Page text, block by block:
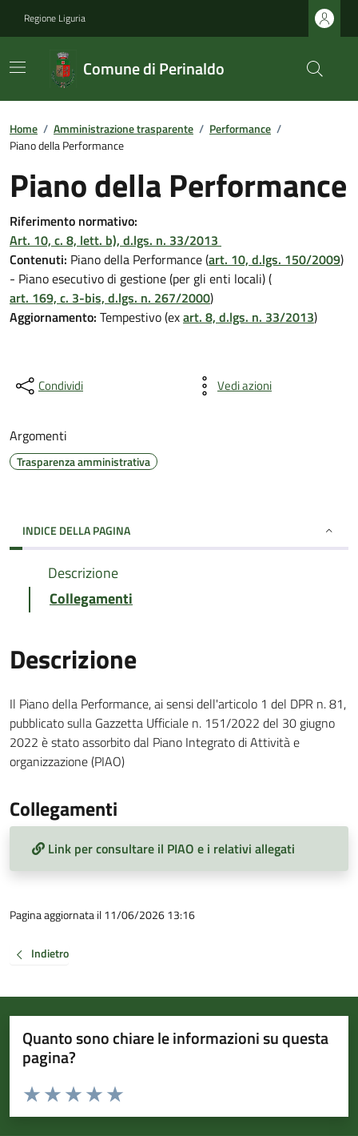
Regione Liguria
Comune di Perinaldo
Home / Amministrazione trasparente / Performance /
Piano della Performance
Piano della Performance
Riferimento normativo:
Art. 10, c. 8, lett. b), d.lgs. n. 33/2013
Contenuti: Piano della Performance (art. 10, d.lgs. 150/2009)
- Piano esecutivo di gestione (per gli enti locali) (
art. 169, c. 3-bis, d.lgs. n. 267/2000)
Aggiornamento: Tempestivo (exart. 8, d.lgs. n. 33/2013)
Condividi Vedi azioni
Argomenti
Trasparenza amministrativa
INDICE DELLA PAGINA
Descrizione
Collegamenti
Descrizione
Il Piano della Performance, ai sensi dell'articolo 1 del DPR n. 81,
pubblicato sulla Gazzetta Ufficiale n. 151/2022 del 30 giugno
2022 è stato assorbito dal Piano Integrato di Attività e
organizzazione (PIAO)
Collegamenti
Link per consultare il PIAO e i relativi allegati
Pagina aggiornata il 11/06/2026 13:16
Indietro
Quanto sono chiare le informazioni su questa
pagina?
Valuta da 1 a 5 stelle la pagina
Valuta 5 stelle su 5
Valuta 4 stelle su 5
Valuta 3 stelle su 5
Valuta 2 stelle su 5
Valuta 1 stelle su 5